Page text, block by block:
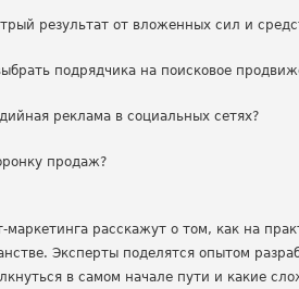
результат от вложенных сил и
подрядчика на поисковое
реклама в социальных сетях?
продаж?
маркетинга расскажут о том, как на
Эксперты поделятся опытом
в самом начале пути и какие